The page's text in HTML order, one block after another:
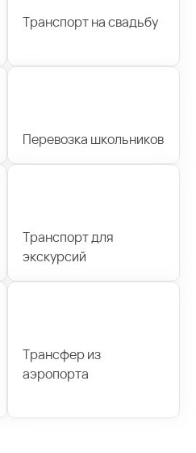
Транспорт на свадьбу
Перевозка школьников
Транспорт для
экскурсий
Трансфер из
аэропорта